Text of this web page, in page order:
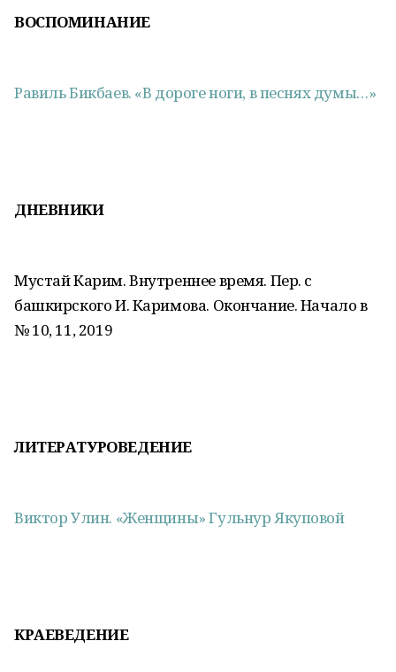
ВОСПОМИНАНИЕ
Равиль Бикбаев. «В дороге ноги, в песнях думы…»
ДНЕВНИКИ
Мустай Карим. Внутреннее время. Пер. с
башкирского И. Каримова. Окончание. Начало в
№ 10, 11, 2019
ЛИТЕРАТУРОВЕДЕНИЕ
Виктор Улин. «Женщины» Гульнур Якуповой
КРАЕВЕДЕНИЕ